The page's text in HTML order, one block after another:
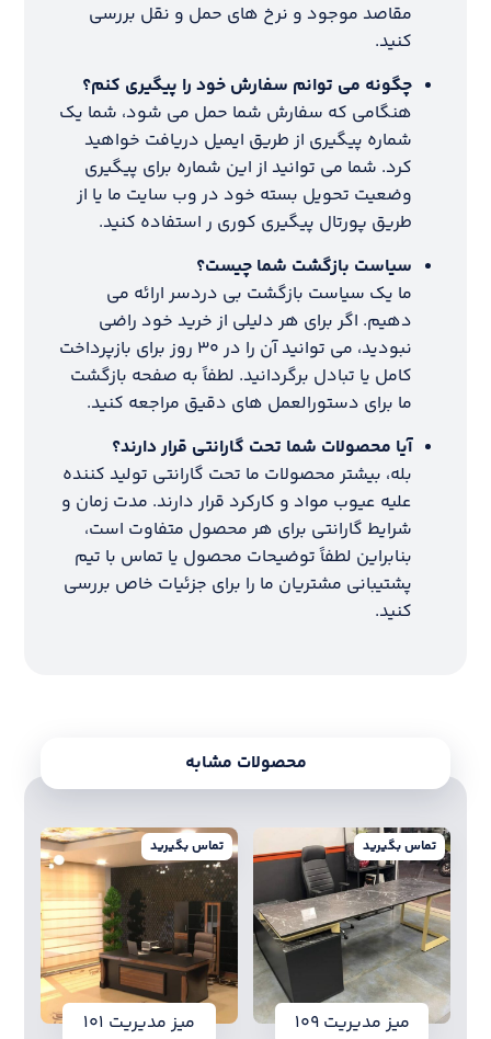
مقاصد موجود و نرخ های حمل و نقل بررسی
کنید.
چگونه می توانم سفارش خود را پیگیری کنم؟
هنگامی که سفارش شما حمل می شود، شما یک
شماره پیگیری از طریق ایمیل دریافت خواهید
کرد. شما می توانید از این شماره برای پیگیری
وضعیت تحویل بسته خود در وب سایت ما یا از
طریق پورتال پیگیری کوری ر استفاده کنید.
سیاست بازگشت شما چیست؟
ما یک سیاست بازگشت بی دردسر ارائه می
دهیم. اگر برای هر دلیلی از خرید خود راضی
نبودید، می توانید آن را در ۳۰ روز برای بازپرداخت
کامل یا تبادل برگردانید. لطفاً به صفحه بازگشت
ما برای دستورالعمل های دقیق مراجعه کنید.
آیا محصولات شما تحت گارانتی قرار دارند؟
بله، بیشتر محصولات ما تحت گارانتی تولید کننده
علیه عیوب مواد و کارکرد قرار دارند. مدت زمان و
شرایط گارانتی برای هر محصول متفاوت است،
بنابراین لطفاً توضیحات محصول یا تماس با تیم
پشتیبانی مشتریان ما را برای جزئیات خاص بررسی
کنید.
محصولات مشابه
میز مدیریت ۱۰۹
تماس بگیرید
میز مدیریت ۱۰۱
تماس بگیرید